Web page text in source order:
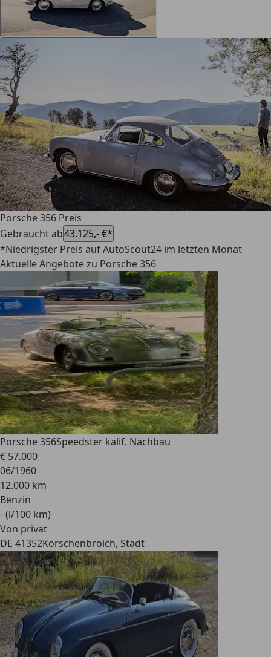
Porsche 356 Preis
Gebraucht ab43.125,- €*
*Niedrigster Preis auf AutoScout24 im letzten Monat
Aktuelle Angebote zu Porsche 356
Porsche 356Speedster kalif. Nachbau
€ 57.000
06/1960
12.000 km
Benzin
- (l/100 km)
Von privat
DE 41352Korschenbroich, Stadt